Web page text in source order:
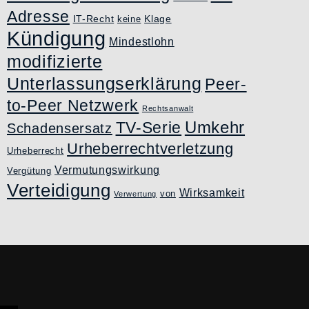
Adresse IT-Recht keine Klage
Kündigung Mindestlohn
modifizierte
Unterlassungserklärung Peer-
to-Peer Netzwerk
Rechtsanwalt
Schadensersatz TV-Serie Umkehr
Urheberrecht Urheberrechtverletzung
Vergütung Vermutungswirkung
Verteidigung Verwertung von Wirksamkeit